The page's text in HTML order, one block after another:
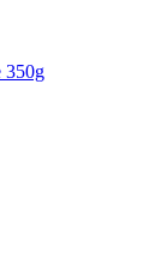
350g